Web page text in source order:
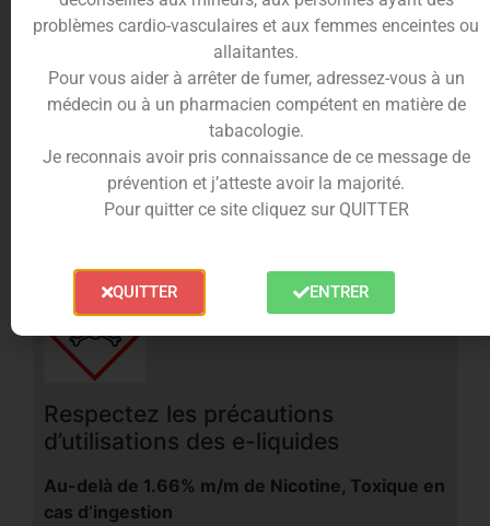
Qualité premium par Vape47
Fabriqué en France par Vape47, le e-liquide Frisson
Mangue bénéficie d’une traçabilité irréprochable et
d’une formule premium garantie sans diacétyle,
parabène ni ambrox. Idéal pour vapoter toute la
journée sans lassitude, ce fruit givré intense
s’impose comme un incontournable des amateurs
Respectez les précautions
d’utilisations des e-liquides
Au-delà de 1.66% m/m de Nicotine, Toxique en
cas d’ingestion
problèmes cardio-vasculaires et aux femmes enceintes ou
allaitantes.
Pour vous aider à arrêter de fumer, adressez-vous à un
médecin ou à un pharmacien compétent en matière de
tabacologie.
Je reconnais avoir pris connaissance de ce message de
prévention et j’atteste avoir la majorité.
Pour quitter ce site cliquez sur QUITTER
QUITTER ENTRER